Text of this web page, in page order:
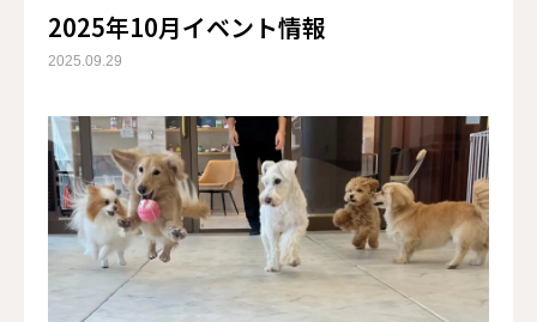
2025年10月イベント情報
2025.09.29友だち追加
NEWS
サービス・料金案内
日中お預かりの1日の流れ
よくあるご質問